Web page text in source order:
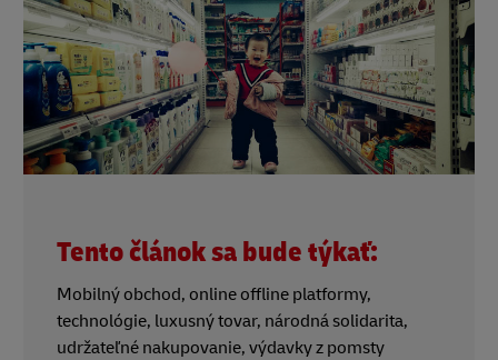
Tento článok sa bude týkať:
Mobilný obchod, online offline platformy,
technológie, luxusný tovar, národná solidarita,
udržateľné nakupovanie, výdavky z pomsty